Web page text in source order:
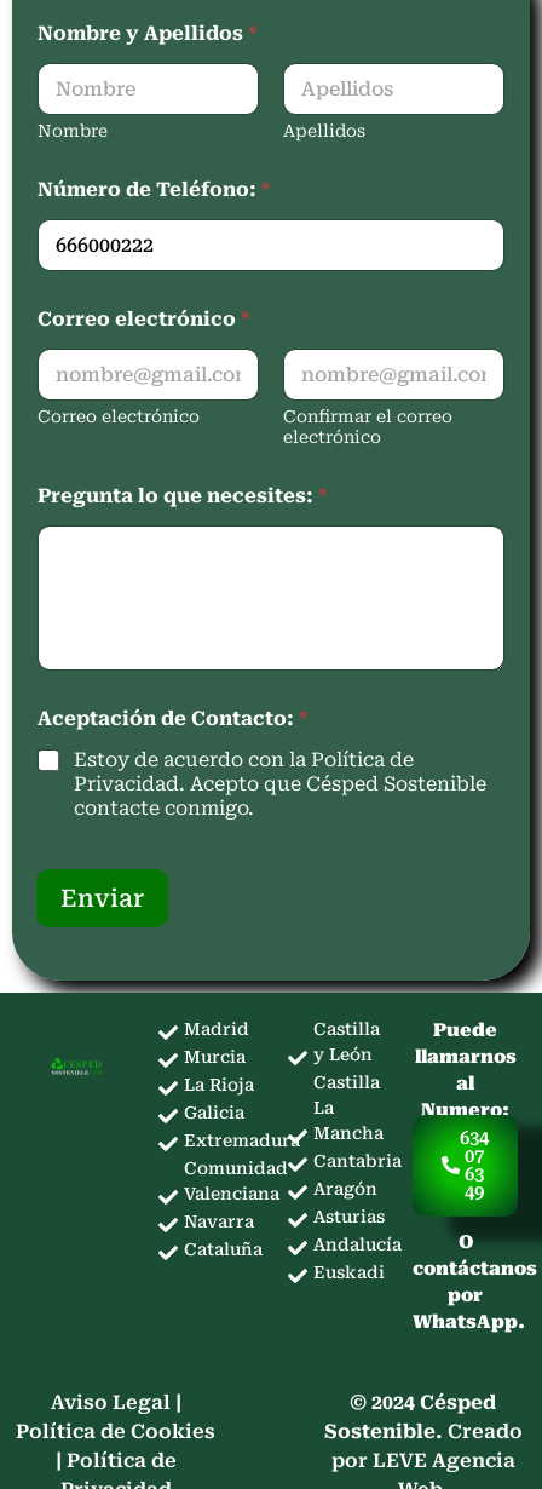
Nombre y Apellidos *
Nombre Apellidos
Número de Teléfono: *
Correo electrónico *
Correo electrónico
Confirmar el correo
electrónico
Pregunta lo que necesites: *
Aceptación de Contacto: *
Estoy de acuerdo con la Política de
Privacidad. Acepto que Césped Sostenible
contacte conmigo.
Enviar
Madrid
Murcia
La Rioja
Galicia
Extremadura
Comunidad
Valenciana
Navarra
Cataluña
Castilla
y León
Castilla
La
Mancha
Cantabria
Aragón
Asturias
Andalucía
Euskadi
Puede
llamarnos
al
Numero:
634
07
63
49
O
contáctanos
por
WhatsApp.
Aviso Legal |
Política de Cookies
| Política de
© 2024 Césped
Sostenible. Creado
por LEVE Agencia